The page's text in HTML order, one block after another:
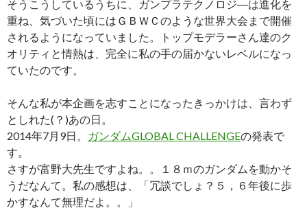
そうこうしているうちに、ガンプラテクノロジ―は進化を
重ね、気づいた頃にはＧＢＷＣのような世界大会まで開催
されるようになっていました。トップモデラーさん達のク
オリティと情熱は、完全に私の手の届かないレベルになっ
ていたのです。
そんな私が本企画を志すことになったきっかけは、言わず
としれた(？)あの日。
2014年7月9日。
ガンダムGLOBAL CHALLENGEの発表で
す。
さすが富野大先生ですよね。。１８ｍのガンダムを動かそ
うだなんて。私の感想は、「冗談でしょ？５，６年後に歩
かすなんて無理だよ。。」